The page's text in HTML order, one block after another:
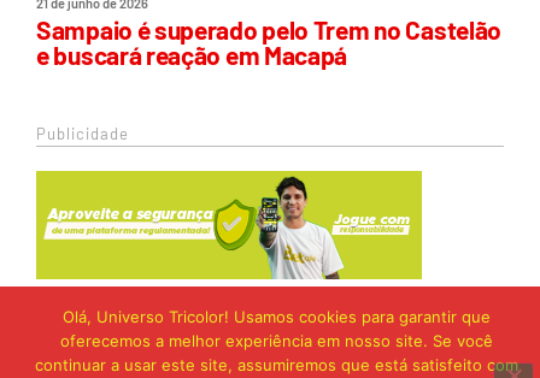
Sampaio é superado pelo Trem no Castelão
e buscará reação em Macapá
Publicidade
Olá, Universo Tricolor! Usamos cookies para garantir que
oferecemos a melhor experiência em nosso site. Se você
continuar a usar este site, assumiremos que está satisfeito com